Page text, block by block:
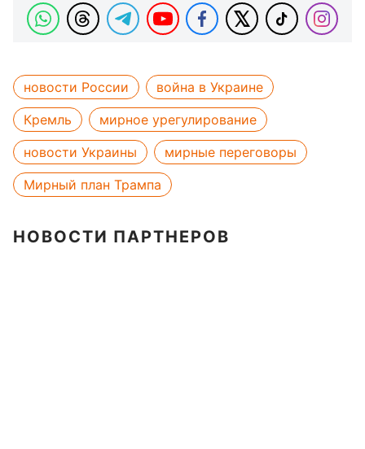
новости России
война в Украине
Кремль
мирное урегулирование
новости Украины
мирные переговоры
Мирный план Трампа
НОВОСТИ ПАРТНЕРОВ